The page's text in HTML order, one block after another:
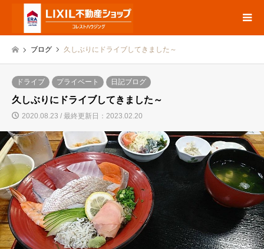
ブログ 久しぶりにドライブしてきました～
ドライブ プライベート 日記ブログ
久しぶりにドライブしてきました～
2020.08.23 / 最終更新日：2023.02.20